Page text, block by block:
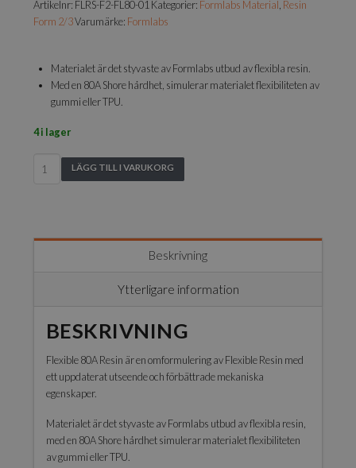
Artikelnr: FLRS-F2-FL80-01 Kategorier: Formlabs Material Resin
Form 2/3Varumärke: Formlabs
Materialet är det styvaste av Formlabs utbud av flexibla resin.
Med en 80A Shore hårdhet, simulerar materialet flexibiliteten av
gummi eller TPU.
4 i lager
80A
LÄGG TILL I VARUKORG
Beskrivning
Ytterligare information
BESKRIVNING
Flexible 80A Resin är en omformulering av Flexible Resin med
ett uppdaterat utseende och förbättrade mekaniska
egenskaper.
Materialet är det styvaste av Formlabs utbud av flexibla resin,
med en 80A Shore hårdhet simulerar materialet flexibiliteten
av gummi eller TPU.